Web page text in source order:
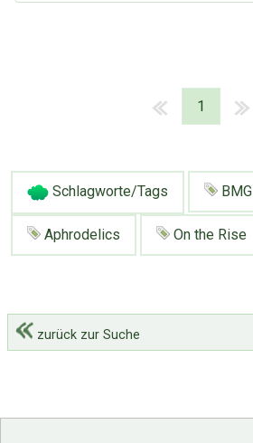
1
Schlagworte/Tags BMG
Aphrodelics On the Rise
zurück zur Suche